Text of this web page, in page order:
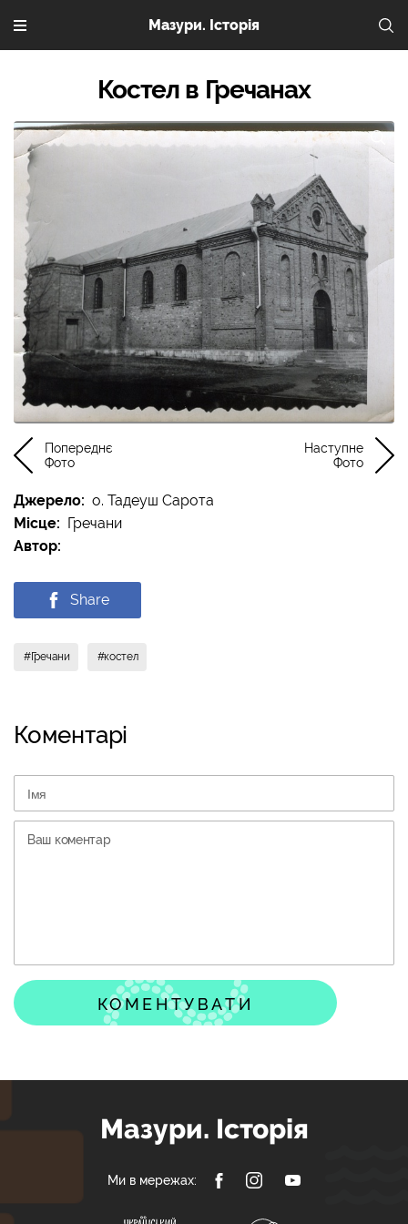
Мазури. Історія
Костел в Гречанах
Попереднє
Фото
Наступне
Фото
Джерело: о. Тадеуш Сарота
Місце: Гречани
Автор:
Share
Коментарi
КОМЕНТУВАТИ
#Гречани #костел
Мазури. Історія
Ми в мережах: